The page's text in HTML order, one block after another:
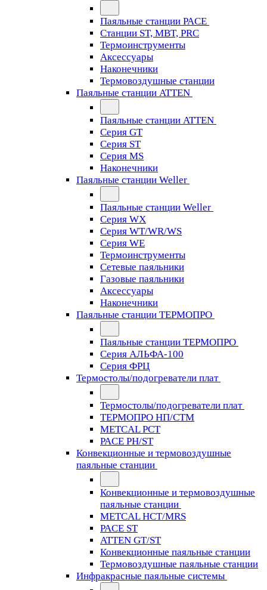
Паяльные станции PACE
Станции ST, MBT, PRC
Термоинструменты
Аксессуары
Наконечники
Термовоздушные станции
Паяльные станции ATTEN
Паяльные станции ATTEN
Серия GT
Серия ST
Серия MS
Наконечники
Паяльные станции Weller
Паяльные станции Weller
Серия WX
Серия WT/WR/WS
Серия WE
Термоинструменты
Сетевые паяльники
Газовые паяльники
Аксессуары
Наконечники
Паяльные станции ТЕРМОПРО
Паяльные станции ТЕРМОПРО
Серия АЛЬФА-100
Серия ФРЦ
Термостолы/подогреватели плат
Термостолы/подогреватели плат
ТЕРМОПРО НП/СТМ
METCAL PCT
PACE PH/ST
Конвекционные и термовоздушные
паяльные станции
Конвекционные и термовоздушные
паяльные станции
METCAL HCT/MRS
PACE ST
ATTEN GT/ST
Конвекционные паяльные станции
Термовоздушные паяльные станции
Инфракрасные паяльные системы